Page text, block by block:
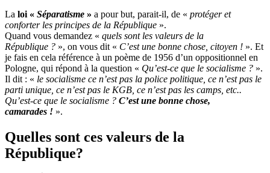
La loi « Séparatisme » a pour but, parait-il, de « protéger et
conforter les principes de la République ».
Quand vous demandez « quels sont les valeurs de la
République ? », on vous dit « C’est une bonne chose, citoyen ! ». Et
je fais en cela référence à un poème de 1956 d’un oppositionnel en
Pologne, qui répond à la question « Qu’est-ce que le socialisme ? ».
Il dit : « le socialisme ce n’est pas la police politique, ce n’est pas le
parti unique, ce n’est pas le KGB, ce n’est pas les camps, etc..
Qu’est-ce que le socialisme ? C’est une bonne chose,
camarades ! ».
Quelles sont ces valeurs de la
République?